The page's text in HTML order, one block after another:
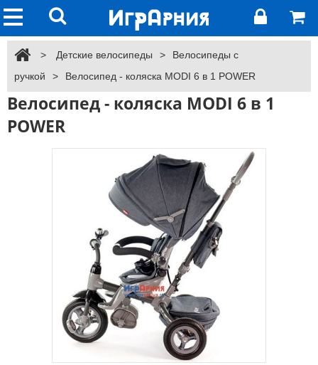
> Детские велосипеды >
Велосипеды с
ручкой
> Велосипед - коляска MODI 6 в 1 POWER
Велосипед - коляска MODI 6 в 1
POWER